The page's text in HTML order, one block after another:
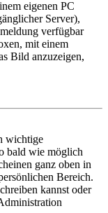
eigenen PC
Server),
verfügbar
mit einem
Bild anzuzeigen,
wichtige
bald wie möglich
ganz oben in
Bereich.
kannst oder